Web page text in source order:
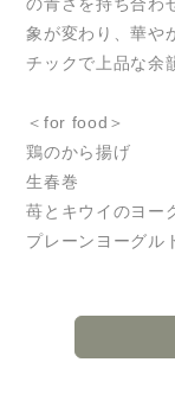
象が変わり、華や
チックで上品な余
＜for food＞
鶏のから揚げ
生春巻
苺とキウイのヨー
プレーンヨーグル